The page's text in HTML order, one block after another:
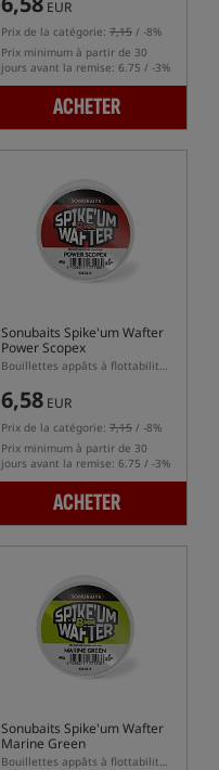
EUR
Prix de la catégorie: 7,15 / -8%
Prix minimum à partir de 30
jours avant la remise: 6.75 / -3%
ACHETER
Sonubaits Spike'um Wafter
Power Scopex
Bouillettes appâts à flottabilité équilibrée (wafters)
6,58 EUR
Prix de la catégorie: 7,15 / -8%
Prix minimum à partir de 30
jours avant la remise: 6.75 / -3%
ACHETER
Sonubaits Spike'um Wafter
Marine Green
Bouillettes appâts à flottabilité équilibrée (wafters)